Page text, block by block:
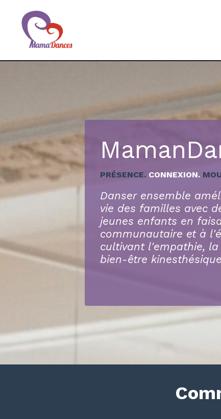
PRÉSENCE. CONNEXION.
Danser ensemble
vie des familles avec
jeunes enfants en
communautaire et à
cultivant l'empathie,
bien-être